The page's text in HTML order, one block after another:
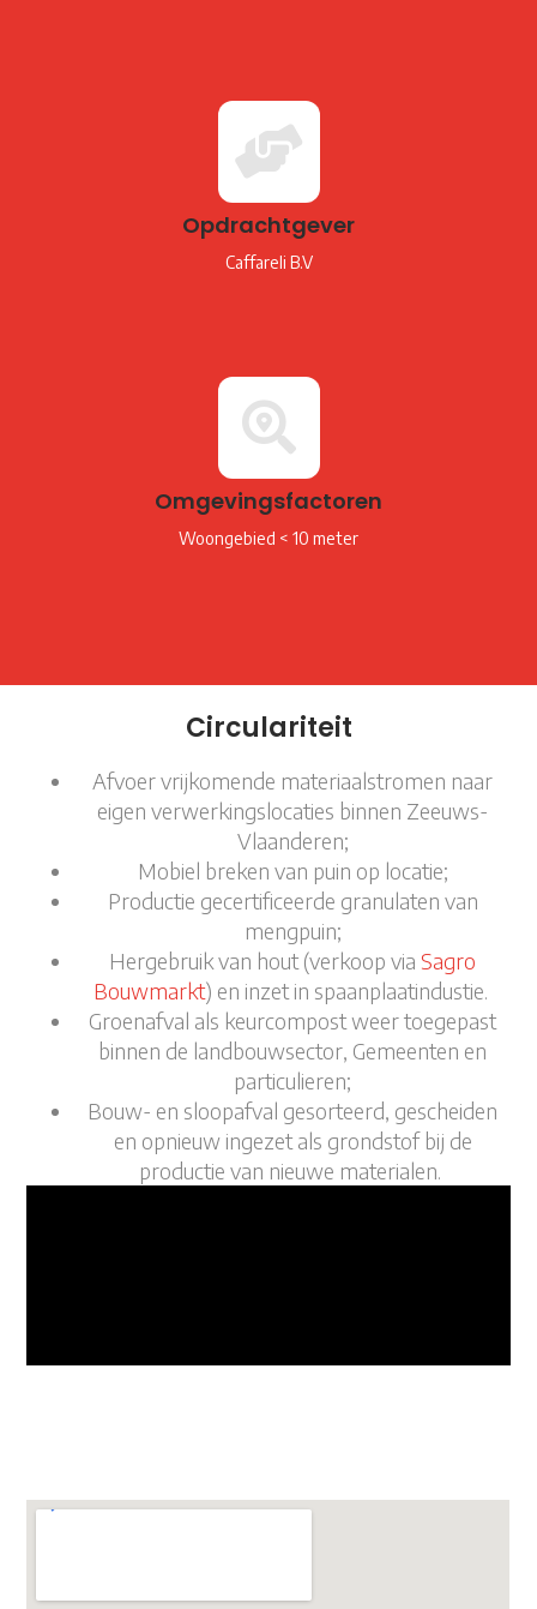
Opdrachtgever
Caffareli B.V
Omgevingsfactoren
Woongebied < 10 meter
Circulariteit
Afvoer vrijkomende materiaalstromen naar
eigen verwerkingslocaties binnen Zeeuws-
Vlaanderen;
Mobiel breken van puin op locatie;
Productie gecertificeerde granulaten van
mengpuin;
Hergebruik van hout (verkoop via Sagro
Bouwmarkt) en inzet in spaanplaatindustie.
Groenafval als keurcompost weer toegepast
binnen de landbouwsector, Gemeenten en
particulieren;
Bouw- en sloopafval gesorteerd, gescheiden
en opnieuw ingezet als grondstof bij de
productie van nieuwe materialen.